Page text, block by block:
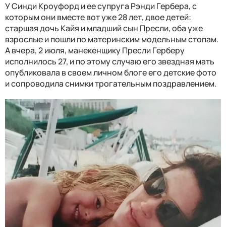
У Синди Кроуфорд и ее супруга Рэнди Гербера, с
которым они вместе вот уже 28 лет, двое детей:
старшая дочь Кайя и младший сын Пресли, оба уже
взрослые и пошли по материнским модельным стопам.
А вчера, 2 июля, манекенщику Пресли Герберу
исполнилось 27, и по этому случаю его звездная мать
опубликовала в своем личном блоге его детские фото
и сопроводила снимки трогательным поздравлением.